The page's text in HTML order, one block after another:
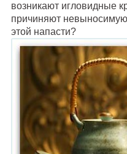
возникают игловидные
причиняют невыносимую
этой напасти?